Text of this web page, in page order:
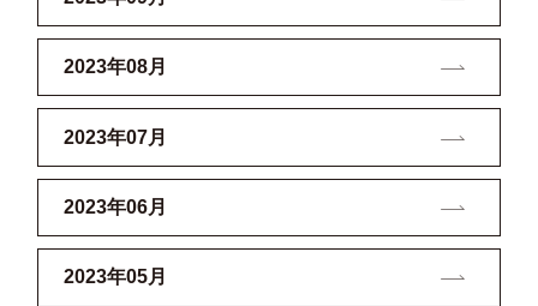
2023年08月
2023年07月
2023年06月
2023年05月